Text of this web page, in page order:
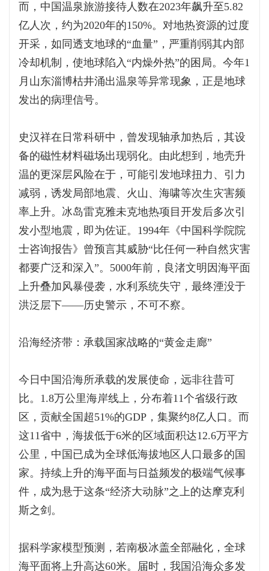
而，中国温泉旅游接待人数在2023年飙升至5.82
亿人次，约为2020年的150%。对地热资源的过度
开采，如同透支地球的“血量”，严重削弱其内部
冷却机制，使地球陷入“内燥外热”的困局。今年1
月山东淄博枯井涌出温泉等异常现象，正是地球
发出的病理信号。
史汉祥在日常科研中，曾发现轴承加热后，其设
备的磁性材料磁场出现弱化。由此想到，地壳升
温的更深层风险在于，可能引发地球扭力、引力
减弱，诱发局部地震、火山、海啸等次生灾害频
率上升。冰岛雷克雅未克地热项目开发后多次引
发小型地震，即为佐证。1994年《中国科学院院
士咨询报告》曾预言其威胁“比任何一种自然灾害
都要广泛和深入”。5000年前，良渚文明因海平面
上升叠加风暴侵袭，水利系统失守，最终湮没于
洪泛层下——历史警示，不可不察。
沿海经济带：承载国家战略的“黄金走廊”
今日中国沿海所承载的发展使命，远非往昔可
比。1.8万公里海岸线上，分布着11个省级行政
区，贡献全国超51%的GDP，集聚约8亿人口。而
这11省中，海拔低于6米的区域面积达12.6万平方
公里，中国已成为全球低海拔地区人口最多的国
家。持续上升的海平面与日益频发的极端气候事
件，成为悬于这条“经济大动脉”之上的达摩克利
斯之剑。
据科学家模型预测，若南极冰盖全部融化，全球
海平面将上升高达60米。届时，我国沿海众多发